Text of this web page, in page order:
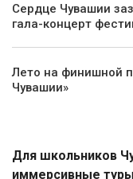
Сердце Чувашии
гала-концерт
Лето на финишной
Чувашии»
Для школьников
иммерсивные